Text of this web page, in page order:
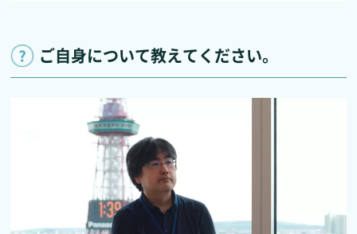
ご自身について教えてください。